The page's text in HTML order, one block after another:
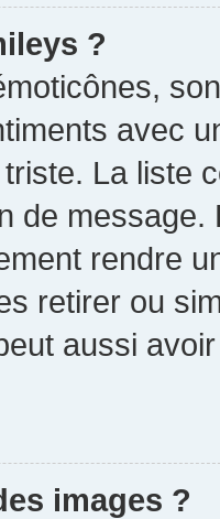
?
avec
La liste
de
rendre
retirer ou
aussi
images ?